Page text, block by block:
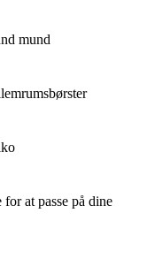
mund
at passe på dine